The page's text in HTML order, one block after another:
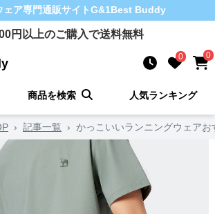
ェア専門通販サイトG&1Best Buddy
円以上のご購入で送料無料
0 0
商品を検索 人気ランキング
› 記事一覧 › かっこいいランニングウェアお